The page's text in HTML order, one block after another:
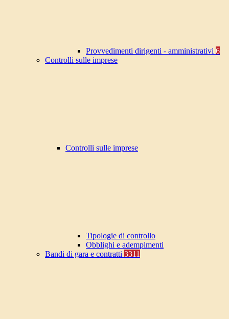
Provvedimenti dirigenti - amministrativi 6
Controlli sulle imprese
Controlli sulle imprese
Tipologie di controllo
Obblighi e adempimenti
Bandi di gara e contratti 3311